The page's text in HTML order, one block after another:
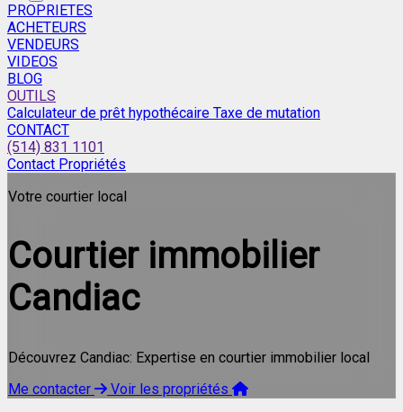
PROPRIETES
ACHETEURS
VENDEURS
VIDEOS
BLOG
OUTILS
Calculateur de prêt hypothécaire Taxe de mutation
CONTACT
(514) 831 1101
Contact Propriétés
Votre courtier local
Courtier immobilier
Candiac
Découvrez Candiac: Expertise en courtier immobilier local
Me contacter
Voir les propriétés